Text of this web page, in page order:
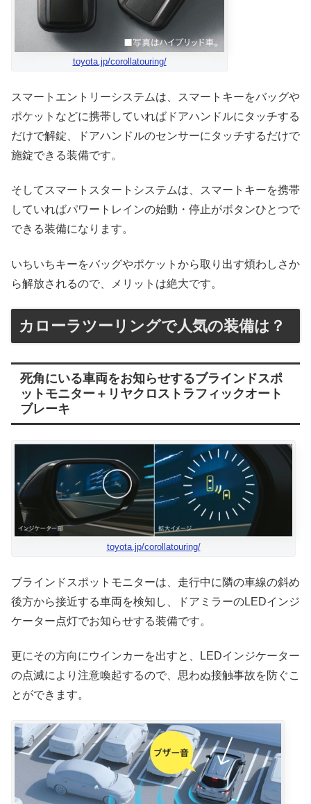
toyota.jp/corollatouring/
スマートエントリーシステムは、スマートキーをバッグや
ポケットなどに携帯していればドアハンドルにタッチする
だけで解錠、ドアハンドルのセンサーにタッチするだけで
施錠できる装備です。
そしてスマートスタートシステムは、スマートキーを携帯
していればパワートレインの始動・停止がボタンひとつで
できる装備になります。
いちいちキーをバッグやポケットから取り出す煩わしさか
ら解放されるので、メリットは絶大です。
カローラツーリングで人気の装備は？
死角にいる車両をお知らせするブラインドスポ
ットモニター＋リヤクロストラフィックオート
ブレーキ
toyota.jp/corollatouring/
ブラインドスポットモニターは、走行中に隣の車線の斜め
後方から接近する車両を検知し、ドアミラーのLEDインジ
ケーター点灯でお知らせする装備です。
更にその方向にウインカーを出すと、LEDインジケーター
の点滅により注意喚起するので、思わぬ接触事故を防ぐこ
とができます。